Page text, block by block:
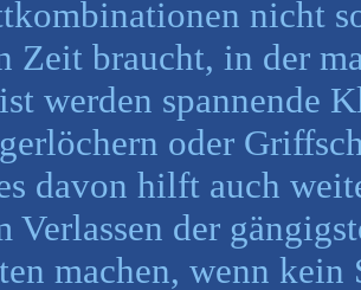
nicht
Zeit braucht, in der
werden spannende
oder
davon hilft auch
Verlassen der
machen, wenn kein